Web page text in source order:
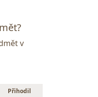
v
Přihodil